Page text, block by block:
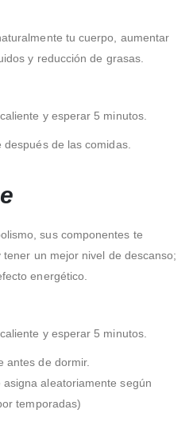
tu cuerpo, aumentar
y reducción de grasas.
y esperar 5 minutos.
de las comidas.
sus componentes te
un mejor nivel de descanso;
energético.
y esperar 5 minutos.
antes de dormir.
asigna aleatoriamente según
temporadas)